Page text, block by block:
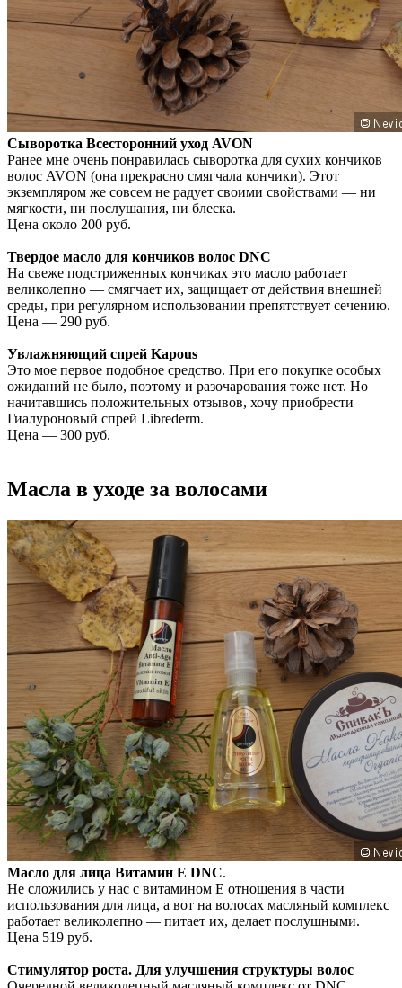
Сыворотка Всесторонний уход AVON
Ранее мне очень понравилась сыворотка для сухих кончиков
волос AVON (она прекрасно смягчала кончики). Этот
экземпляром же совсем не радует своими свойствами — ни
мягкости, ни послушания, ни блеска.
Цена около 200 руб.
Твердое масло для кончиков волос DNC
На свеже подстриженных кончиках это масло работает
великолепно — смягчает их, защищает от действия внешней
среды, при регулярном использовании препятствует сечению.
Цена — 290 руб.
Увлажняющий спрей Kapous
Это мое первое подобное средство. При его покупке особых
ожиданий не было, поэтому и разочарования тоже нет. Но
начитавшись положительных отзывов, хочу приобрести
Гиалуроновый спрей Librederm.
Цена — 300 руб.
Масла в уходе за волосами
Масло для лица Витамин Е DNC.
Не сложились у нас с витамином Е отношения в части
использования для лица, а вот на волосах масляный комплекс
работает великолепно — питает их, делает послушными.
Цена 519 руб.
Стимулятор роста. Для улучшения структуры волос